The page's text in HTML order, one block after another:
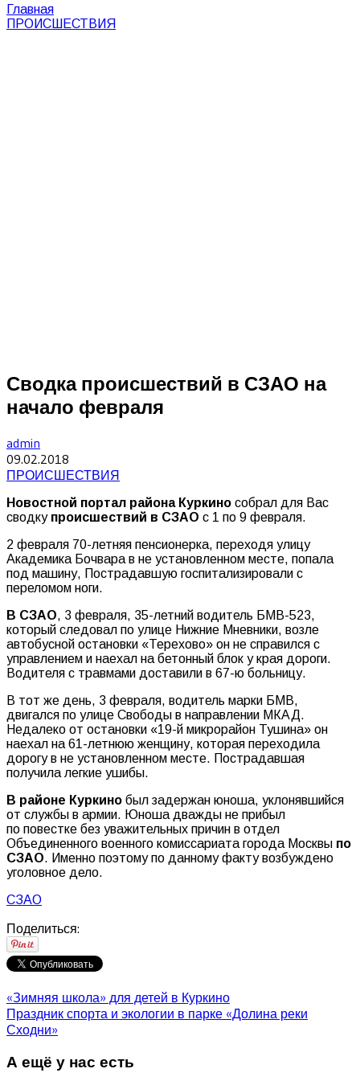
Главная
ПРОИСШЕСТВИЯ
Сводка происшествий в СЗАО на
начало февраля
admin
09.02.2018
ПРОИСШЕСТВИЯ
Новостной портал района Куркино собрал для Вас
сводку происшествий в СЗАО с 1 по 9 февраля.
2 февраля 70-летняя пенсионерка, переходя улицу
Академика Бочвара в не установленном месте, попала
под машину, Пострадавшую госпитализировали с
переломом ноги.
В СЗАО, 3 февраля, 35-летний водитель БМВ-523,
который следовал по улице Нижние Мневники, возле
автобусной остановки «Терехово» он не справился с
управлением и наехал на бетонный блок у края дороги.
Водителя с травмами доставили в 67-ю больницу.
В тот же день, 3 февраля, водитель марки БМВ,
двигался по улице Свободы в направлении МКАД.
Недалеко от остановки «19-й микрорайон Тушина» он
наехал на 61-летнюю женщину, которая переходила
дорогу в не установленном месте. Пострадавшая
получила легкие ушибы.
В районе Куркино был задержан юноша, уклонявшийся
от службы в армии. Юноша дважды не прибыл
по повестке без уважительных причин в отдел
Объединенного военного комиссариата города Москвы по
СЗАО. Именно поэтому по данному факту возбуждено
уголовное дело.
СЗАО
Поделиться:
«Зимняя школа» для детей в Куркино
Праздник спорта и экологии в парке «Долина реки
Сходни»
А ещё у нас есть